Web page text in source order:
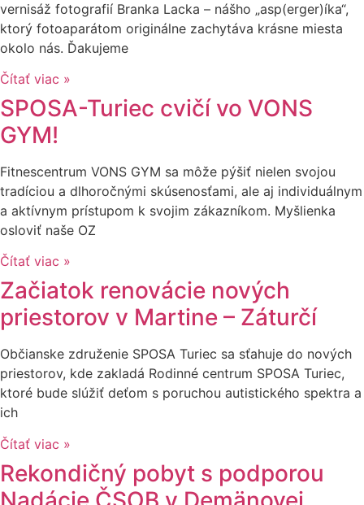
vernisáž fotografií Branka Lacka – nášho „asp(erger)íka“,
ktorý fotoaparátom originálne zachytáva krásne miesta
okolo nás. Ďakujeme
Čítať viac »
SPOSA-Turiec cvičí vo VONS
GYM!
Fitnescentrum VONS GYM sa môže pýšiť nielen svojou
tradíciou a dlhoročnými skúsenosťami, ale aj individuálnym
a aktívnym prístupom k svojim zákazníkom. Myšlienka
osloviť naše OZ
Čítať viac »
Začiatok renovácie nových
priestorov v Martine – Záturčí
Občianske združenie SPOSA Turiec sa sťahuje do nových
priestorov, kde zakladá Rodinné centrum SPOSA Turiec,
ktoré bude slúžiť deťom s poruchou autistického spektra a
ich
Čítať viac »
Rekondičný pobyt s podporou